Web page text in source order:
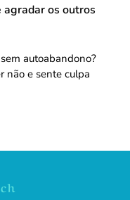
agradar os outros
autoabandono?
não e sente culpa